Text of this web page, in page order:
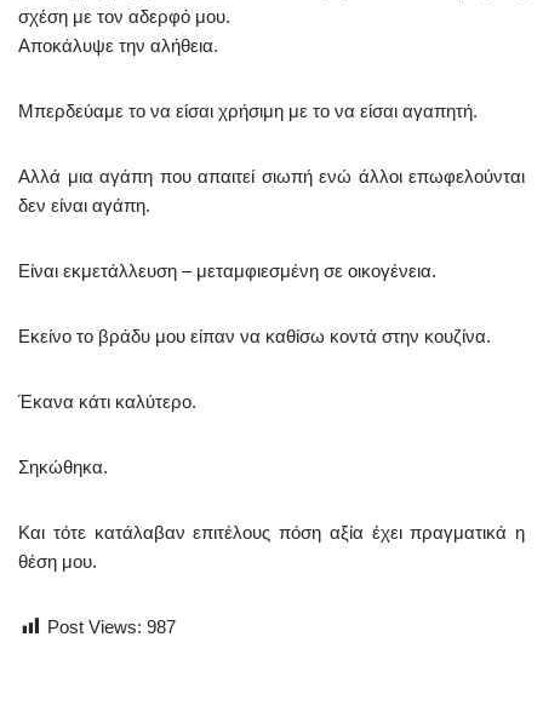
σχέση με τον αδερφό μου.
Αποκάλυψε την αλήθεια.
Μπερδεύαμε το να είσαι χρήσιμη με το να είσαι αγαπητή.
Αλλά μια αγάπη που απαιτεί σιωπή ενώ άλλοι επωφελούνται
δεν είναι αγάπη.
Είναι εκμετάλλευση – μεταμφιεσμένη σε οικογένεια.
Εκείνο το βράδυ μου είπαν να καθίσω κοντά στην κουζίνα.
Έκανα κάτι καλύτερο.
Σηκώθηκα.
Και τότε κατάλαβαν επιτέλους πόση αξία έχει πραγματικά η
θέση μου.
Post Views: 987